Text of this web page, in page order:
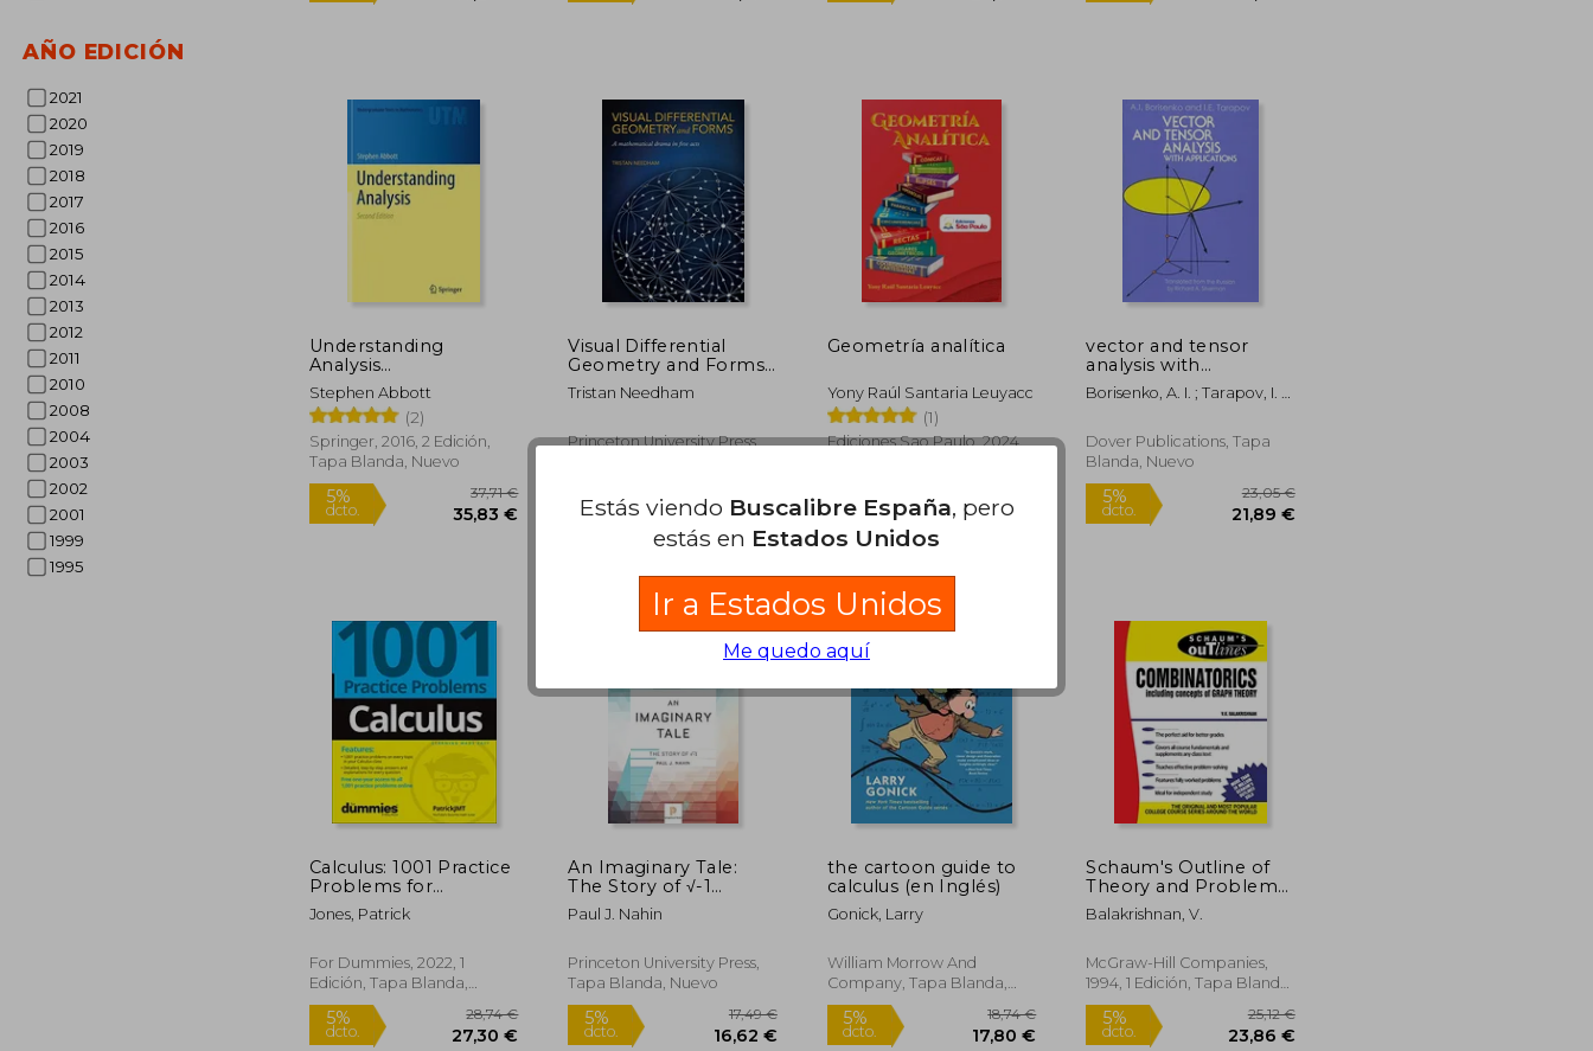
AÑO EDICIÓN
2021
2020
2019
2018
2017
2016
2015
2014
2013
2012
2011
2010
2008
2004
2003
2002
2001
1999
1995
5%
dcto.
5%
dcto.
5%
dcto.
25,00 € 5%
Understanding
Analysis
(Undergraduate Texts
in Mathematics) (en
Inglés)
Stephen Abbott
(2)
Springer, 2016, 2 Edición,
Tapa Blanda, Nuevo
5%
dcto.
Visual Differential
Geometry and Forms:
A Mathematical Drama
in Five Acts (en Inglés)
Tristan Needham
Princeton University Press,
5%
dcto.
56,25 €
Geometría analítica
Yony Raúl Santaria Leuyacc
(1)
Ediciones Sao Paulo, 2024,
5%
dcto.
13,34 €
12,68 €
vector and tensor
analysis with
applications (en
Inglés)
Borisenko, A. I. ; Tarapov, I. E.
Dover Publications, Tapa
Blanda, Nuevo
5%
dcto.
Calculus: 1001 Practice
Problems for
Dummies (+ Free
Online Practice) (en
Jones, Patrick
For Dummies, 2022, 1
Edición, Tapa Blanda,
Nuevo
An Imaginary Tale:
The Story of √-1
(Princeton Science
Library) (en Inglés)
Paul J. Nahin
Princeton University Press,
Tapa Blanda, Nuevo
the cartoon guide to
calculus (en Inglés)
Gonick, Larry
William Morrow And
Company, Tapa Blanda,
Nuevo
Schaum's Outline of
Theory and Problems
of Combinatorics
Including Concepts of
Inglés)
Balakrishnan, V.
McGraw-Hill Companies,
1994, 1 Edición, Tapa Blanda,
Nuevo
Estás viendo Buscalibre España, pero
estás en Estados Unidos
Ir a Estados Unidos
Me quedo aquí